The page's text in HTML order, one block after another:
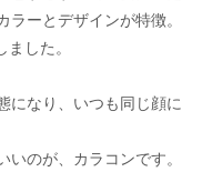
ーとデザインが特徴。
した。
になり、いつも同じ顔に
のが、カラコンです。